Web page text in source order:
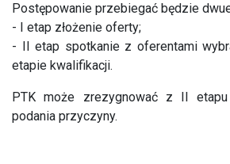
Postępowanie przebiegać będzie
- I etap złożenie oferty;
- II etap spotkanie z oferentami
etapie kwalifikacji.
PTK może zrezygnować z II
podania przyczyny.